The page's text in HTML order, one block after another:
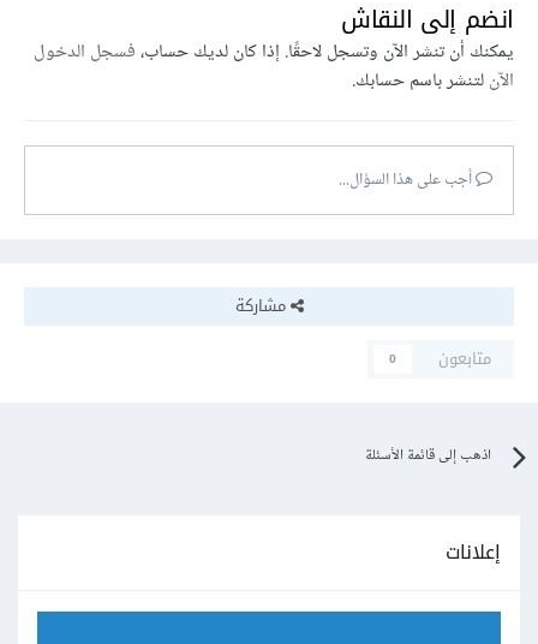
انضم إلى النقاش
يمكنك أن تنشر الآن وتسجل لاحقًا. إذا كان لديك حساب،فسجل الدخول
الآنلتنشر باسم حسابك.
أجب على هذا السؤال...
مشاركة
متابعون
0
اذهب إلى قائمة الأسئلة
إعلانات